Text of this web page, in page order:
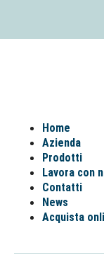
Home
Azienda
Prodotti
Lavora con
Contatti
News
Acquista